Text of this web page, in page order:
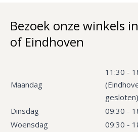
Bezoek onze winkels
of Eindhoven
Maandag
11:30 -
gesloten)
Dinsdag
09:30 -
Woensdag
09:30 -